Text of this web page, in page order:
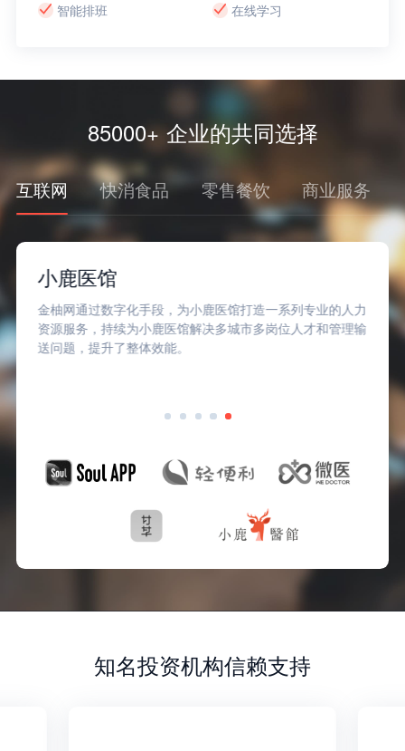
智能排班
在线学习
85000+ 企业的共同选择
互联网 快消食品 零售餐饮 商业服务
小鹿医馆
金柚网通过数字化手段，为小鹿医馆打造一系列专业的人力
资源服务，持续为小鹿医馆解决多城市多岗位人才和管理输
送问题，提升了整体效能。
知名投资机构信赖支持